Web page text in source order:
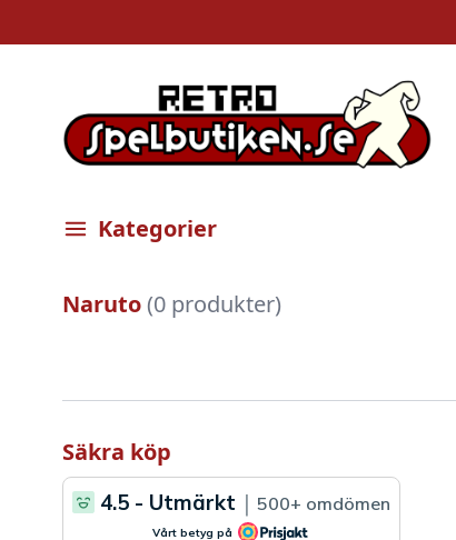
Öppna meny
Kategorier
Naruto(0 produkter)
Säkra köp